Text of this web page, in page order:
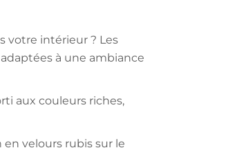
votre intérieur ? Les
à une ambiance
aux couleurs riches,
velours rubis sur le